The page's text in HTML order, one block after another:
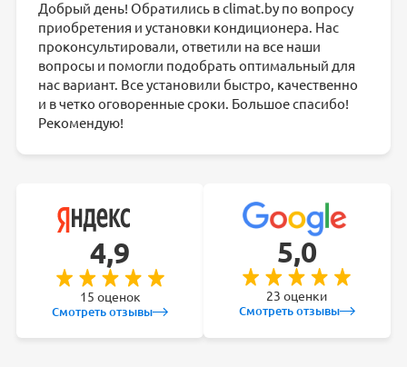
Добрый день! Обратились в climat.by по вопросу
приобретения и установки кондиционера. Нас
проконсультировали, ответили на все наши
вопросы и помогли подобрать оптимальный для
нас вариант. Все установили быстро, качественно
и в четко оговоренные сроки. Большое спасибо!
Рекомендую!
4,9
15 оценок
Смотреть отзывы
5,0
23 оценки
Смотреть отзывы